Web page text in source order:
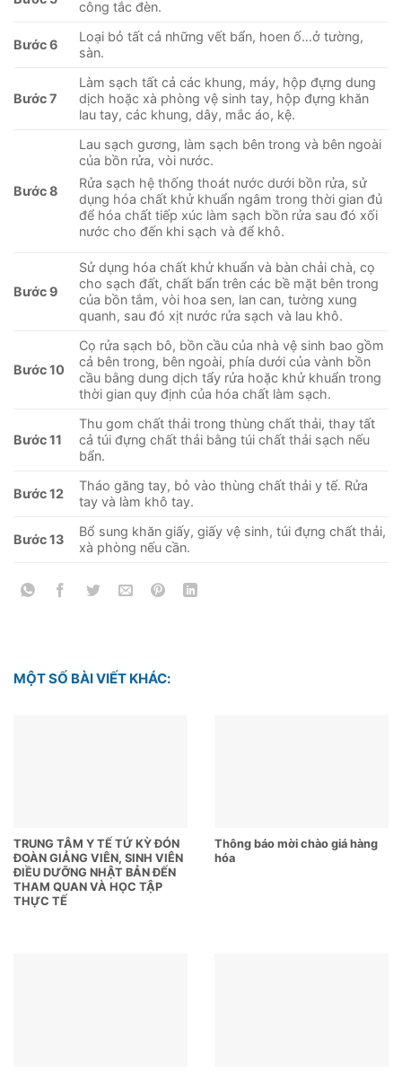
công tắc đèn.
Bước 6
Loại bỏ tất cả những vết bẩn, hoen ố…ở tường,
sàn.
Bước 7
Làm sạch tất cả các khung, máy, hộp đựng dung
dịch hoặc xà phòng vệ sinh tay, hộp đựng khăn
lau tay, các khung, dây, mắc áo, kệ.
Bước 8
Lau sạch gương, làm sạch bên trong và bên ngoài
của bồn rửa, vòi nước.
Rửa sạch hệ thống thoát nước dưới bồn rửa, sử
dụng hóa chất khử khuẩn ngâm trong thời gian đủ
để hóa chất tiếp xúc làm sạch bồn rửa sau đó xối
nước cho đến khi sạch và để khô.
Bước 9
Sử dụng hóa chất khử khuẩn và bàn chải chà, cọ
cho sạch đất, chất bẩn trên các bề mặt bên trong
của bồn tắm, vòi hoa sen, lan can, tường xung
quanh, sau đó xịt nước rửa sạch và lau khô.
Bước 10
Cọ rửa sạch bô, bồn cầu của nhà vệ sinh bao gồm
cả bên trong, bên ngoài, phía dưới của vành bồn
cầu bằng dung dịch tẩy rửa hoặc khử khuẩn trong
thời gian quy định của hóa chất làm sạch.
Bước 11
Thu gom chất thải trong thùng chất thải, thay tất
cả túi đựng chất thải bằng túi chất thải sạch nếu
bẩn.
Bước 12
Tháo găng tay, bỏ vào thùng chất thải y tế. Rửa
tay và làm khô tay.
Bước 13
Bổ sung khăn giấy, giấy vệ sinh, túi đựng chất thải,
xà phòng nếu cần.
MỘT SỐ BÀI VIẾT KHÁC:
TRUNG TÂM Y TẾ TỨ KỲ ĐÓN
ĐOÀN GIẢNG VIÊN, SINH VIÊN
ĐIỀU DƯỠNG NHẬT BẢN ĐẾN
THAM QUAN VÀ HỌC TẬP
THỰC TẾ
Thông báo mời chào giá hàng
hóa